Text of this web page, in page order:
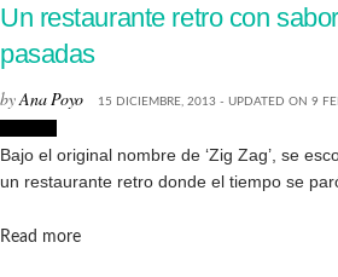
Un restaurante retro con
pasadas
byAna Poyo 15 DICIEMBRE, 2013 - UPDATED ON 9
Bajo el original nombre de ‘Zig Zag’, se
un restaurante retro donde el tiempo se
Read moreDetails